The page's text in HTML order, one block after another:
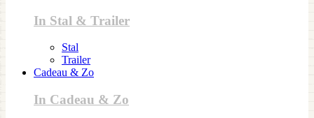
In Stal & Trailer
Stal
Trailer
Cadeau & Zo
In Cadeau & Zo